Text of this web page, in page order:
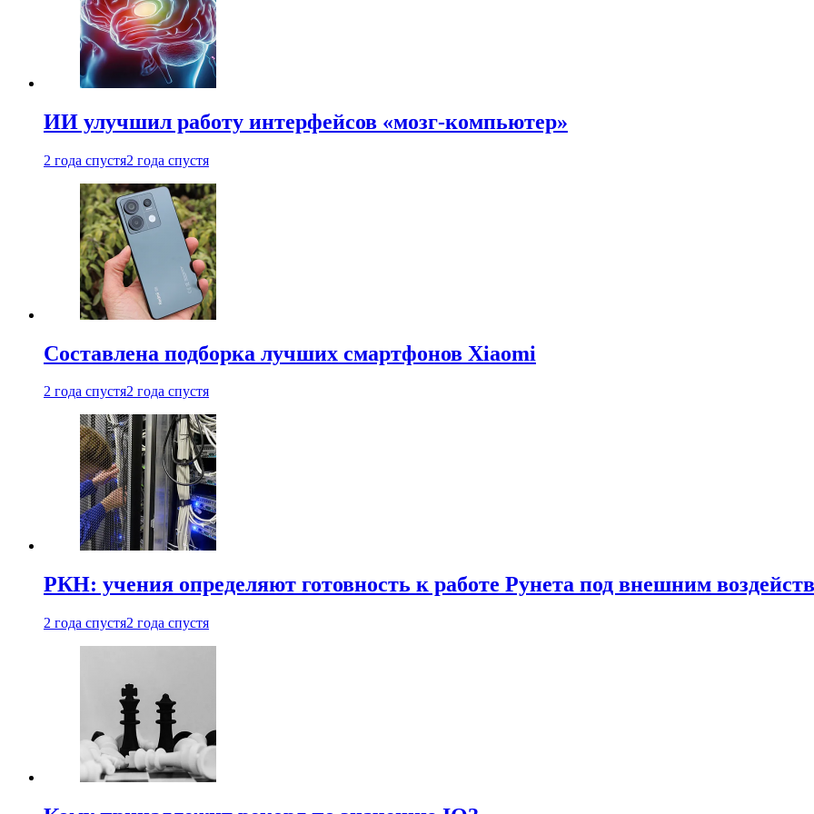
ИИ улучшил работу интерфейсов «мозг-компьютер»
2 года спустя2 года спустя
Составлена подборка лучших смартфонов Xiaomi
2 года спустя2 года спустя
РКН: учения определяют готовность к работе Рунета под внешним
2 года спустя2 года спустя